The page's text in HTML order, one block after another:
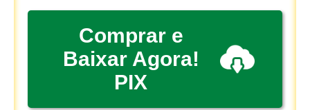
Comprar e
Baixar Agora!
PIX